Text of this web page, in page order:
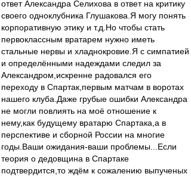
ответ Александра Селихова в ответ на критику
своего одноклубника Глушакова.Я могу понять
корпоративную этику и т.д.Но чтобы стать
первоклассным вратарем нужно иметь
стальные нервы и хладнокровие.Я с симпатией
и определёнными надеждами следил за
Александром,искренне радовался его
переходу в Спартак,первым матчам в воротах
нашего клуба.Даже грубые ошибки Александра
не могли повлиять на моё отношение к
нему,как будущему вратарю Спартака,а в
перспективе и сборной России на многие
годы.Ваши ожидания-ваши проблемы...Если
теория о дедовщина в Спартаке
подтвердится,то ждём к сожалению выпученых